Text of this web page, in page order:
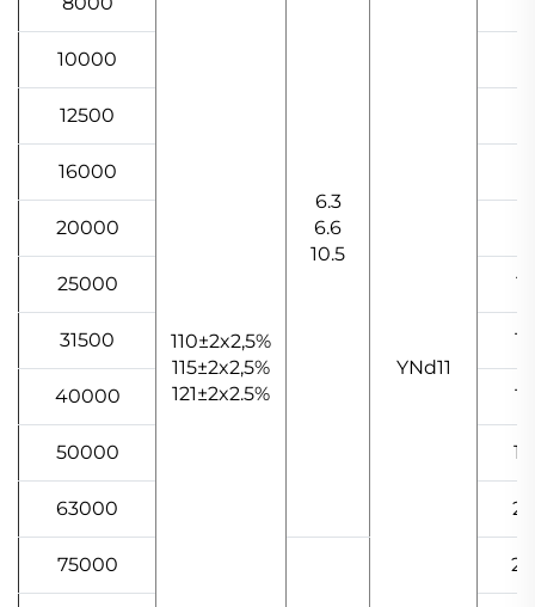
110±2x2,5%
115±2x2,5%
121±2x2.5%
6.3
6.6
10.5
YNd11
10000
12500
16000
20000
25000
31500
40000
50000
63000
75000